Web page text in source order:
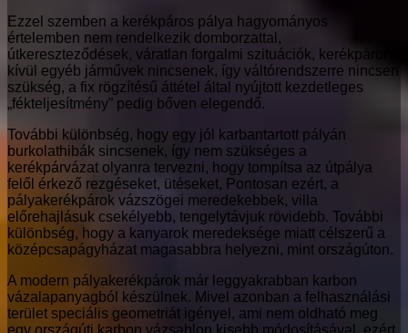
Ezzel szemben a kerékpáros pálya hagyományos
értelemben nem rendelkezik domborzattal,
útkereszteződések, váratlan forgalmi szituációk, kerékpáron
kívül egyéb járművek nincsenek, így váltórendszerre nincsen
szükség, a fix rögzítésű áttétel által nyújtott kezdetleges
„fékteljesítmény” pedig bőven elegendő.
További különbség, hogy egy jól karbantartott pályán
burkolathibák sincsenek, így nem szükséges a
kerékpárvázat olyanra tervezni, hogy tompítsa az útpálya
felől érkező rezgéseket, ütéseket, Pontosan ezért, a
pályakerékpárok vázszögei meredekebbek, villa
előrehajlásuk csekélyebb, tengelytávjuk rövidebb. További
különbség, hogy a kanyarok meredeksége miatt célszerű a
középcsapágyházat magasabbra helyezni, mint országúton.
A modern pályakerékpárok már leggyakrabban karbon
vázalapanyagból készülnek. Mivel azonban a felhasználási
terület speciális geometriát igényel, ami nem oldható meg
egy országúti karbon vázsablon kisebb módosításával, ezért